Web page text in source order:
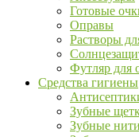
Готовые
Оправы
Растворы
Футляр для
Средства гигиены
Зубные
Зубные